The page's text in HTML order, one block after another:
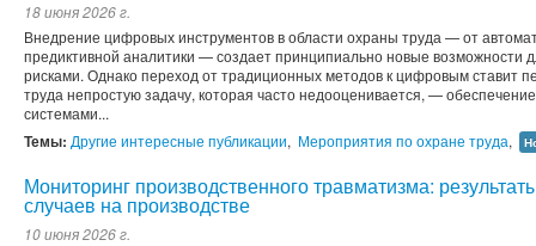
18 июня 2026 г.
Внедрение цифровых инструментов в области охраны труда — от
предиктивной аналитики — создает принципиально новые возможности
рисками. Однако переход от традиционных методов к цифровым ставит
труда непростую задачу, которая часто недооценивается, —
системами...
Темы: Другие интересные публикации, Мероприятия по охране труда,
Мониторинг производственного травматизма:
случаев на производстве
10 июня 2026 г.